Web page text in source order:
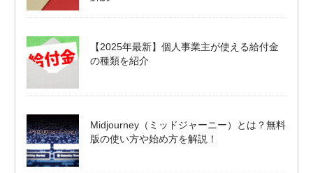
【2025年最新】個人事業主が使える給付金
の種類を紹介
Midjourney（ミッドジャーニー）とは？無料
版の使い方や始め方を解説！